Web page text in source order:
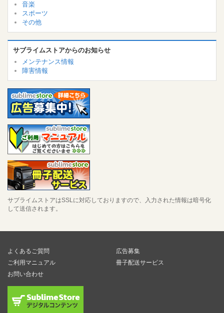
音楽
スポーツ
その他
サブライムストアからのお知らせ
メンテナンス情報
障害情報
サブライムストアはSSLに対応しておりますので、入力された情報は暗号化
して送信されます。
よくあるご質問
ご利用マニュアル
お問い合わせ
広告募集
冊子配送サービス